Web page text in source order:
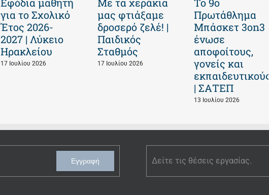
Εφόδια μαθητή
για το Σχολικό
Έτος 2026-
2027 | Λύκειο
Ηρακλείου
17 Ιουλίου 2026
Με τα χεράκια
μας φτιάξαμε
δροσερό ζελέ! |
Παιδικός
Σταθμός
17 Ιουλίου 2026
Το 9ο
Πρωτάθλημα
Μπάσκετ 3on3
ένωσε
αποφοίτους,
γονείς και
εκπαιδευτικούς
| ΣΑΤΕΠ
13 Ιουλίου 2026
Εγγραφή Δείτε τις θέσεις εργασίας.